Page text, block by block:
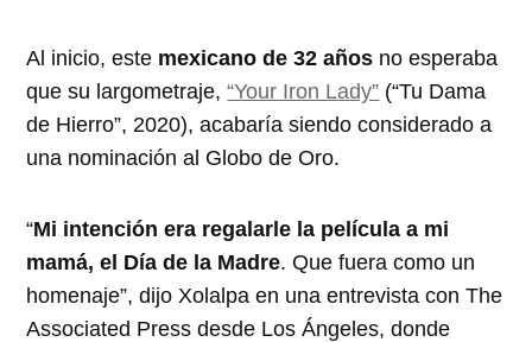
Al inicio, este mexicano de 32 años no esperaba
que su largometraje,“Your Iron Lady” (“Tu Dama
de Hierro”, 2020), acabaría siendo considerado a
una nominación al Globo de Oro.
“Mi intención era regalarle la película a mi
mamá, el Día de la Madre. Que fuera como un
homenaje”, dijo Xolalpa en una entrevista con The
Associated Press desde Los Ángeles, donde